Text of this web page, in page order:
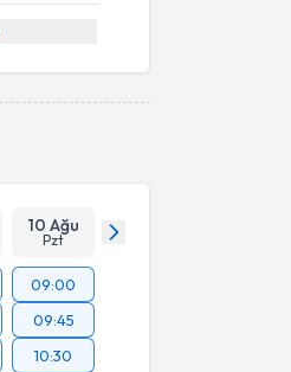
10 Ağu
Pzt
09:00
09:45
10:30